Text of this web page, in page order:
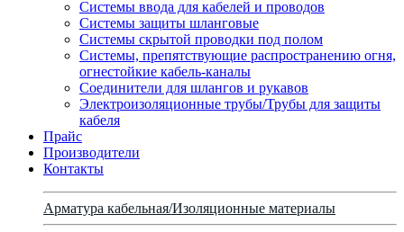
Системы ввода для кабелей и проводов
Системы защиты шланговые
Системы скрытой проводки под полом
Системы, препятствующие распространению огня,
огнестойкие кабель-каналы
Соединители для шлангов и рукавов
Электроизоляционные трубы/Трубы для защиты
кабеля
Прайс
Производители
Контакты
Арматура кабельная/Изоляционные материалы